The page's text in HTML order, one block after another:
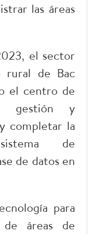
las áreas
el sector
rural de Bac
el centro de
gestión y
completar la
de
de datos en
para
de áreas de